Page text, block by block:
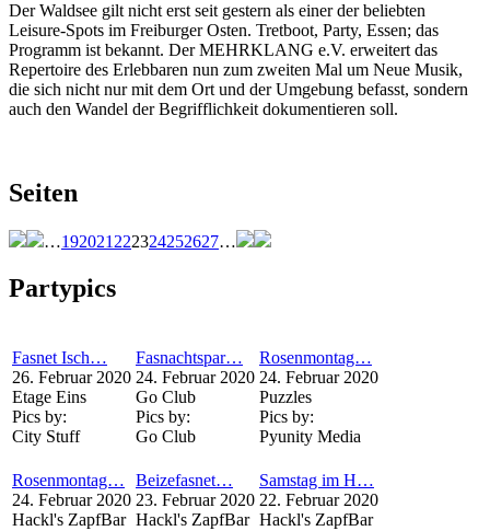
Der Waldsee gilt nicht erst seit gestern als einer der beliebten
Leisure-Spots im Freiburger Osten. Tretboot, Party, Essen; das
Programm ist bekannt. Der MEHRKLANG e.V. erweitert das
Repertoire des Erlebbaren nun zum zweiten Mal um Neue Musik,
die sich nicht nur mit dem Ort und der Umgebung befasst, sondern
auch den Wandel der Begrifflichkeit dokumentieren soll.
Seiten
…192021 222324252627…
Partypics
Fasnet Isch…
26. Februar 2020
Etage Eins
Pics by:
City Stuff
Fasnachtspar…
24. Februar 2020
Go Club
Pics by:
Go Club
Rosenmontag…
24. Februar 2020
Puzzles
Pics by:
Pyunity Media
Rosenmontag…
24. Februar 2020
Hackl's ZapfBar
Beizefasnet…
23. Februar 2020
Hackl's ZapfBar
Samstag im H…
22. Februar 2020
Hackl's ZapfBar